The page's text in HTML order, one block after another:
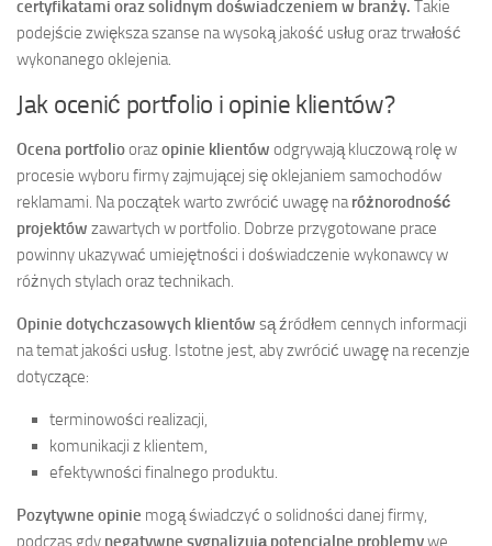
certyfikatami oraz solidnym doświadczeniem w branży. Takie
podejście zwiększa szanse na wysoką jakość usług oraz trwałość
wykonanego oklejenia.
Jak ocenić portfolio i opinie klientów?
Ocena portfolioorazopinie klientów odgrywają kluczową rolę w
procesie wyboru firmy zajmującej się oklejaniem samochodów
reklamami. Na początek warto zwrócić uwagę naróżnorodność
projektów zawartych w portfolio. Dobrze przygotowane prace
powinny ukazywać umiejętności i doświadczenie wykonawcy w
różnych stylach oraz technikach.
Opinie dotychczasowych klientów są źródłem cennych informacji
na temat jakości usług. Istotne jest, aby zwrócić uwagę na recenzje
dotyczące:
terminowości realizacji,
komunikacji z klientem,
efektywności finalnego produktu.
Pozytywne opinie mogą świadczyć o solidności danej firmy,
podczas gdy negatywne sygnalizują potencjalne problemywe